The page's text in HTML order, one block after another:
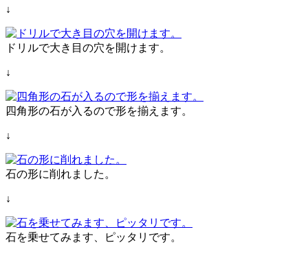
↓
ドリルで大き目の穴を開けます。
↓
四角形の石が入るので形を揃えます。
↓
石の形に削れました。
↓
石を乗せてみます、ピッタリです。